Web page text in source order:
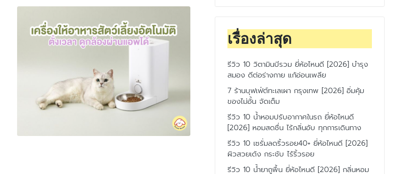
เรื่องล่าสุด
รีวิว 10 วิตามินบีรวม ยี่ห้อไหนดี [2026] บำรุง
สมอง ดีต่อร่างกาย แก้อ่อนเพลีย
7 ร้านบุฟเฟ่ต์ทะเลเผา กรุงเทพ [2026] อิ่มคุ้ม
ของไม่อั้น จัดเต็ม
รีวิว 10 น้ำหอมปรับอากาศในรถ ยี่ห้อไหนดี
[2026] หอมสดชื่น ไร้กลิ่นอับ ทุกการเดินทาง
รีวิว 10 เซรั่มลดริ้วรอย40+ ยี่ห้อไหนดี [2026]
ผิวสวยเด้ง กระชับ ไร้ริ้วรอย
รีวิว 10 น้ำยาถูพื้น ยี่ห้อไหนดี [2026] กลิ่นหอม